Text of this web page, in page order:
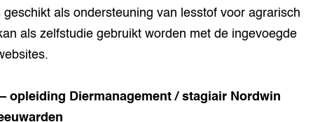
geschikt als ondersteuning van lesstof voor agrarisch
als zelfstudie gebruikt worden met de ingevoegde
opleiding Diermanagement / stagiair Nordwin